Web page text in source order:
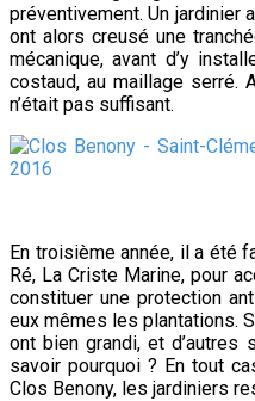
préventivement. Un jardinier
ont alors creusé une
mécanique, avant d’y
costaud, au maillage serré.
n’était pas suffisant.
En troisième année, il a été
Ré, La Criste Marine, pour
constituer une protection
eux mêmes les plantations.
ont bien grandi, et d’autres
savoir pourquoi ? En tout
Clos Benony, les jardiniers